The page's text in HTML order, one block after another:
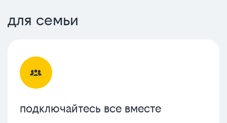
для семьи
подключайтесь все вместе